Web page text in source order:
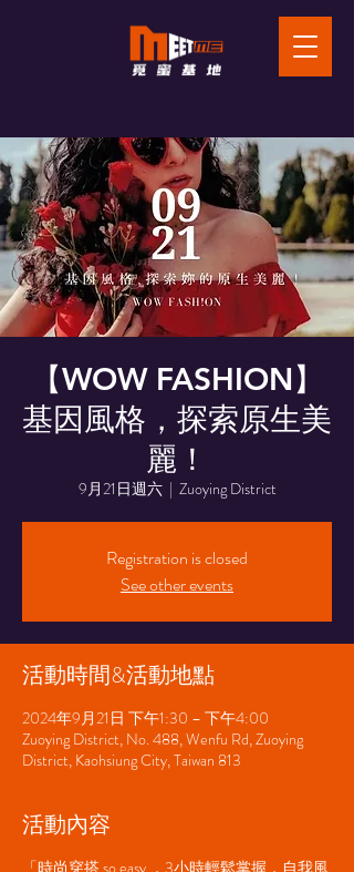
【WOW FASHION】
基因風格，探索原生美
麗！
9月21日週六
  |
Zuoying District
Registration is closed
See other events
活動時間&活動地點
2024年9月21日 下午1:30 – 下午4:00
Zuoying District, No. 488, Wenfu Rd, Zuoying
District, Kaohsiung City, Taiwan 813
活動內容
「時尚穿搭 so easy ，3小時輕鬆掌握，自我風